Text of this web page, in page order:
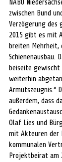
NABU
zwischen Bund
Verzögerung des
2015 gibt es mit
breiten Mehrheit,
Schienenausbau.
beiseite
weiterhin
Armutszeugnis.“
außerdem, dass
Olaf Lies und
mit Akteuren der
kommunalen
Projektbeirat am